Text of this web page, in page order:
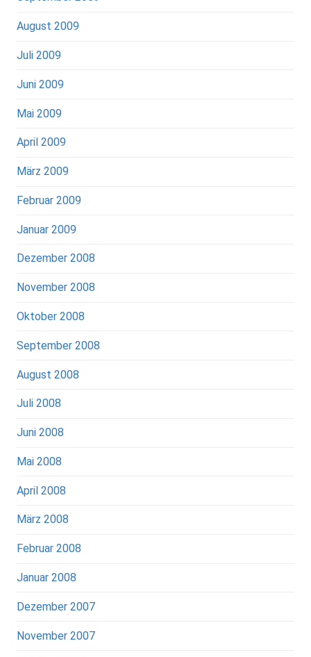
August 2009
Juli 2009
Juni 2009
Mai 2009
April 2009
März 2009
Februar 2009
Januar 2009
Dezember 2008
November 2008
Oktober 2008
September 2008
August 2008
Juli 2008
Juni 2008
Mai 2008
April 2008
März 2008
Februar 2008
Januar 2008
Dezember 2007
November 2007